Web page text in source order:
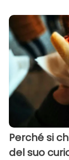
Perché si
del suo